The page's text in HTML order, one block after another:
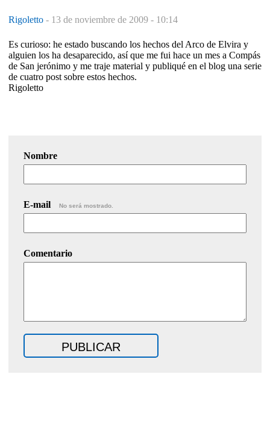
Rigoletto - 13 de noviembre de 2009 - 10:14
Es curioso: he estado buscando los hechos del Arco de Elvira y
alguien los ha desaparecido, así que me fui hace un mes a Compás
de San jerónimo y me traje material y publiqué en el blog una serie
de cuatro post sobre estos hechos.
Rigoletto
Nombre
E-mail No será mostrado.
Comentario